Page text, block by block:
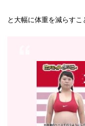
と大幅に体重を減らすこ